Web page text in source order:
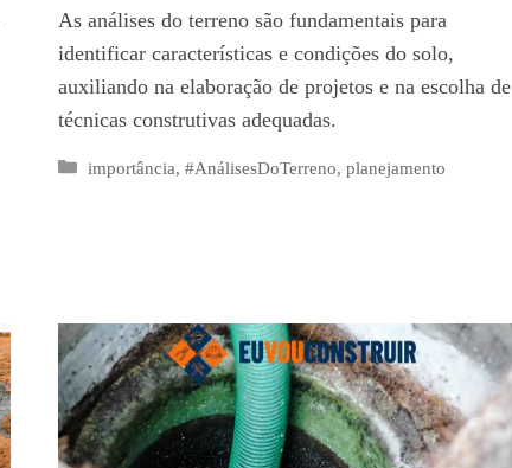
As análises do terreno são fundamentais para
identificar características e condições do solo,
auxiliando na elaboração de projetos e na escolha de
técnicas construtivas adequadas.
Categorias
importância, #AnálisesDoTerreno, planejamento